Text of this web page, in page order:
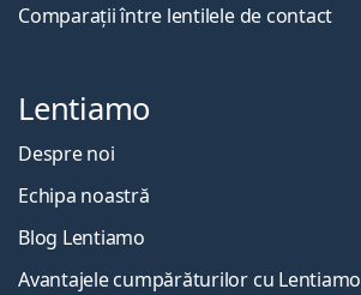
Comparații între lentilele de contact
Lentiamo
Despre noi
Echipa noastră
Blog Lentiamo
Avantajele cumpărăturilor cu Lentiamo